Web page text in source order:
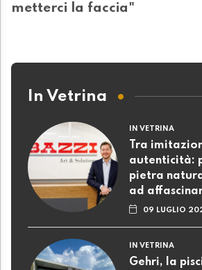
metterci la faccia"
In Vetrina
IN VETRINA
Tra
autenticità:
pietra
ad
09 LUGLIO
IN VETRINA
Gehri, la